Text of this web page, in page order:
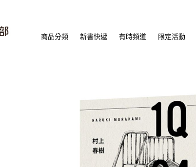
商品分類 新書快遞 有時頻道 限定活動